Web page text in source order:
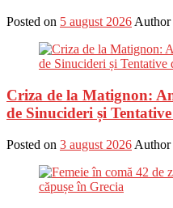
Posted on 5 august 2026 Author
Criza de la Matignon:
de Sinucideri și
Posted on 3 august 2026 Author